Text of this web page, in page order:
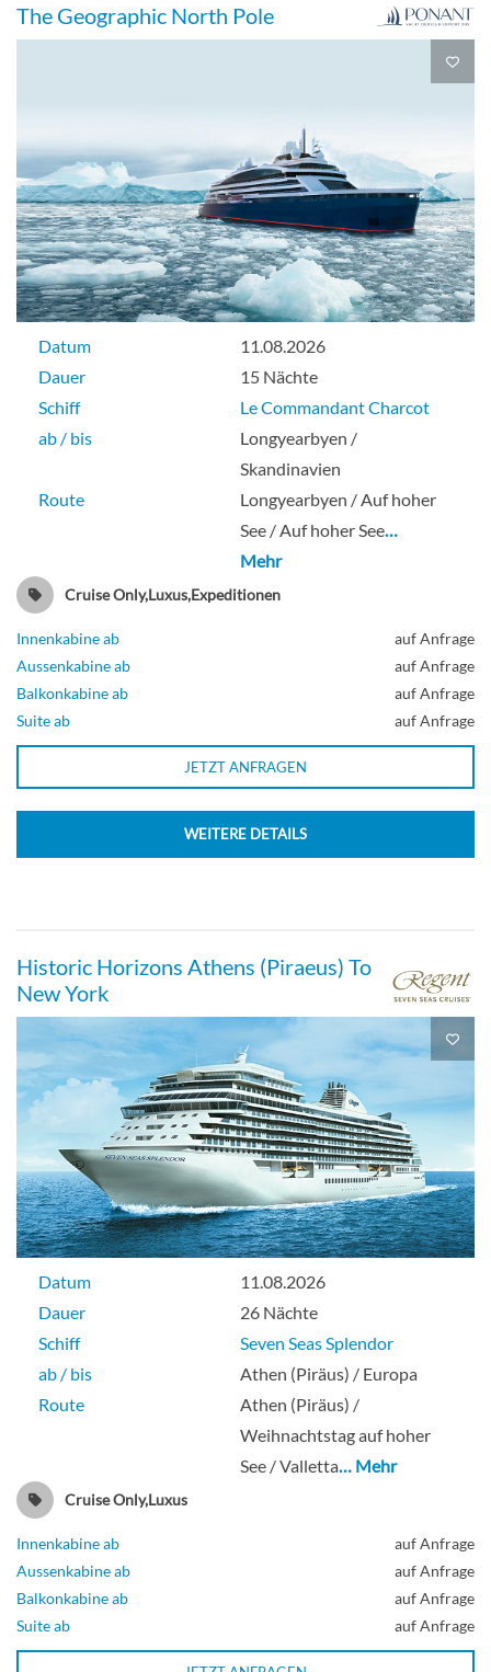
The Geographic North Pole
Datum
11.08.2026
Dauer
15 Nächte
Schiff
Le Commandant Charcot
ab / bis
Longyearbyen /
Skandinavien
Route
Longyearbyen / Auf hoher
See / Auf hoher See…
Mehr
Cruise Only,Luxus,Expeditionen
Innenkabine ab
auf Anfrage
Aussenkabine ab
auf Anfrage
Balkonkabine ab
auf Anfrage
Suite ab
auf Anfrage
JETZT ANFRAGEN
WEITERE DETAILS
Historic Horizons Athens (Piraeus) To
New York
Datum
11.08.2026
Dauer
26 Nächte
Schiff
Seven Seas Splendor
ab / bis
Athen (Piräus) / Europa
Route
Athen (Piräus) /
Weihnachtstag auf hoher
See / Valletta… Mehr
Cruise Only,Luxus
Innenkabine ab
auf Anfrage
Aussenkabine ab
auf Anfrage
Balkonkabine ab
auf Anfrage
Suite ab
auf Anfrage